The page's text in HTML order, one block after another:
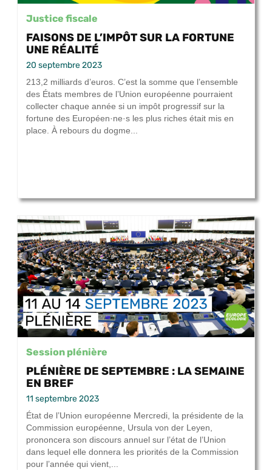
Justice fiscale
FAISONS DE L’IMPÔT SUR LA FORTUNE
UNE RÉALITÉ
20 septembre 2023
213,2 milliards d’euros. C’est la somme que l’ensemble
des États membres de l’Union européenne pourraient
collecter chaque année si un impôt progressif sur la
fortune des Européen·ne·s les plus riches était mis en
place. À rebours du dogme...
Session plénière
PLÉNIÈRE DE SEPTEMBRE : LA SEMAINE
EN BREF
11 septembre 2023
État de l’Union européenne Mercredi, la présidente de la
Commission européenne, Ursula von der Leyen,
prononcera son discours annuel sur l’état de l’Union
dans lequel elle donnera les priorités de la Commission
pour l’année qui vient,...